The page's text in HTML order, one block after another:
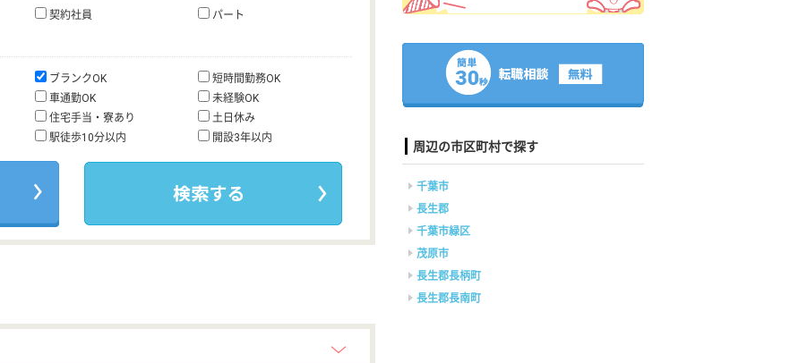
契約社員 パート
ブランクOK
短時間勤務OK
車通勤OK
未経験OK
住宅手当・寮あり
土日休み
駅徒歩10分以内 開設3年以内
周辺の市区町村で探す
千葉市
長生郡
千葉市緑区
茂原市
長生郡長柄町
長生郡長南町